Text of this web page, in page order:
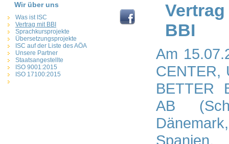
Wir über uns
Was ist ISC
Vertrag mit BBI
Sprachkursprojekte
Übersetzungsprojekte
ISC auf der Liste des AÖA
Unsere Partner
Staatsangestellte
ISO 9001:2015
ISO 17100:2015
BBI
Am
CENTER,
BETTER
AB